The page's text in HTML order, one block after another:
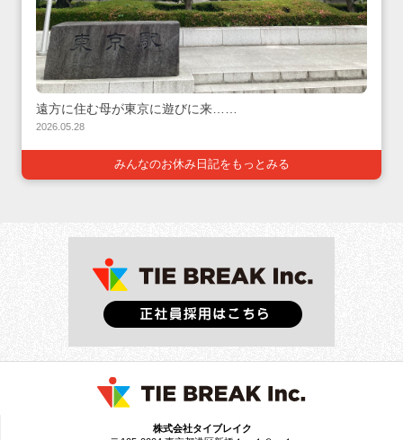
遠方に住む母が東京に遊びに来……
2026.05.28
みんなのお休み日記をもっとみる
株式会社タイブレイク